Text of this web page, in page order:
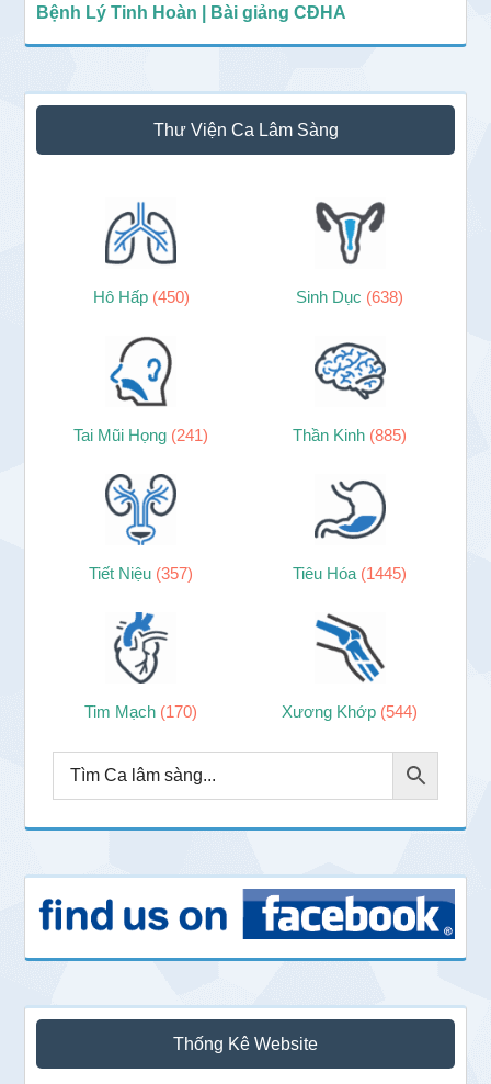
Bệnh Lý Tinh Hoàn | Bài giảng CĐHA
Thư Viện Ca Lâm Sàng
Hô Hấp (450) Sinh Dục (638)
Tai Mũi Họng (241) Thần Kinh (885)
Tiết Niệu (357) Tiêu Hóa (1445)
Tim Mạch (170) Xương Khớp (544)
Thống Kê Website